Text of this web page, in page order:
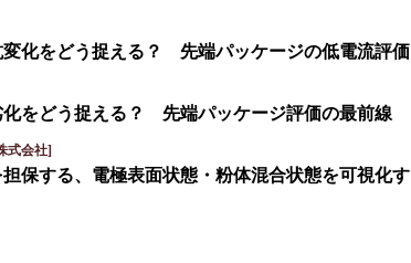
変化をどう捉える？ 先端パッケージの低電流評価
化をどう捉える？ 先端パッケージ評価の最前線
式会社]
保する、電極表面状態・粉体混合状態を可視化す